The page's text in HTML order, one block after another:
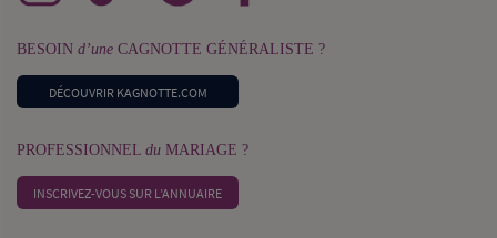
BESOIN d’une CAGNOTTE GÉNÉRALISTE ?
DÉCOUVRIR KAGNOTTE.COM
PROFESSIONNEL du MARIAGE ?
INSCRIVEZ-VOUS SUR L’ANNUAIRE